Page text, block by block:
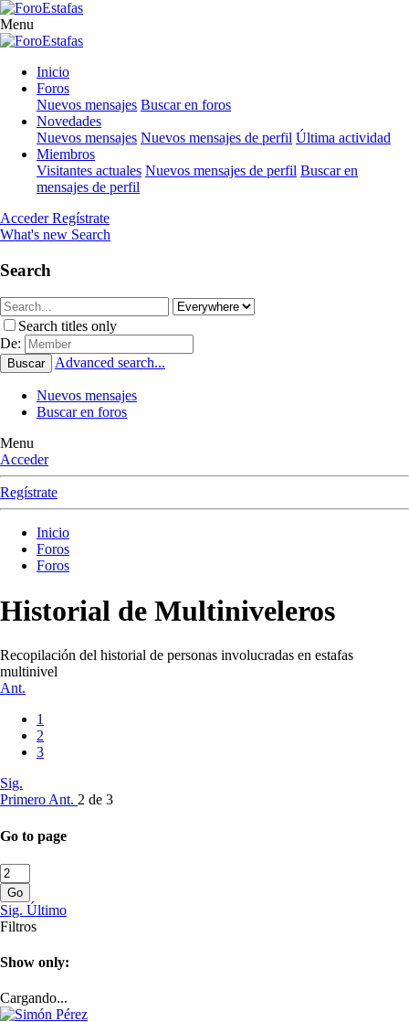
Menu
Inicio
Foros
Nuevos mensajes Buscar en foros
Novedades
Nuevos mensajes Nuevos mensajes de perfil Última actividad
Miembros
Visitantes actuales Nuevos mensajes de perfil Buscar en
mensajes de perfil
Acceder Regístrate
What's new Search
Search
Search titles only
De:
Buscar Advanced search...
Nuevos mensajes
Buscar en foros
Menu
Acceder
Regístrate
Inicio
Foros
Foros
Historial de Multiniveleros
Recopilación del historial de personas involucradas en estafas
multinivel
Ant.
1
2
3
Sig.
Primero Ant. 2 de 3
Go to page
Go
Sig. Último
Filtros
Show only:
Cargando...